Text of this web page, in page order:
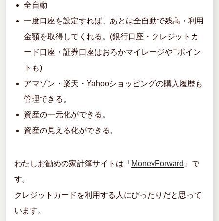
全自動
一度口座を設定すれば、あとは全自動で残高・利用
金額を取得してくれる。(銀行口座・クレジットカ
ード口座・証券口座はおろかマイレージやTポイン
トも)
アマゾン・楽天・Yahooショッピングの購入履歴も
管理できる。
資産の一元化ができる。
資産の見える化ができる。
わたしお勧めの家計簿サイトは「 MoneyForward 」で
す。
クレジットカードを利用する人にぴったりだと思って
います。